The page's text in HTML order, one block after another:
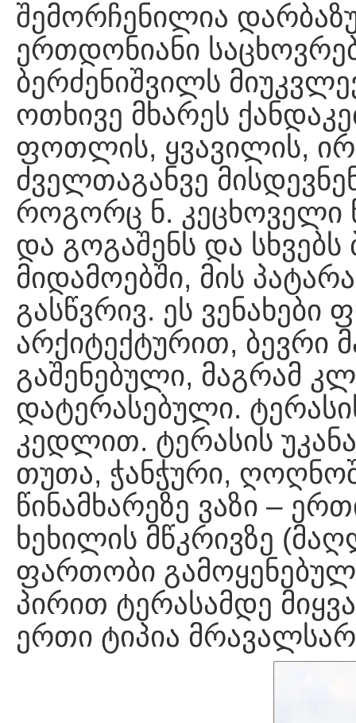
შემორჩენილია
ერთდონიანი
ბერძენიშვილს
ოთხივე მხარეს
ფოთლის, ყვავილის,
ძველთაგანვე
როგორც ნ. კეცხოველი
და გოგაშენს და
მიდამოებში, მის
გასწვრივ. ეს ვენახები
არქიტექტურით, ბევრი
გაშენებული, მაგრამ
დატერასებული.
კედლით. ტერასის
თუთა, ჭანჭური,
წინამხარეზე ვაზი –
ხეხილის მწკრივზე
ფართობი
პირით ტერასამდე
ერთი ტიპია